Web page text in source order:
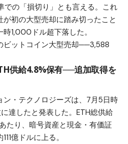
での「損切り」とも言える。これ
初の大型売却に踏み切ったこと
1,000ドル超下落した。
ビットコイン大型売却──3,588
供給4.8%保有──追加取得を
ン・テクノロジーズは、7月5日時
達したと発表した。ETH総供給
たり、暗号資産と現金・有価証
億ドルに上る。